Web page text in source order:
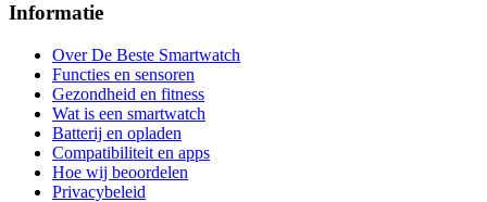
Informatie
Over De Beste Smartwatch
Functies en sensoren
Gezondheid en fitness
Wat is een smartwatch
Batterij en opladen
Compatibiliteit en apps
Hoe wij beoordelen
Privacybeleid